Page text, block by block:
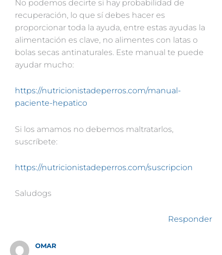
No podemos decirte si hay probabilidad de
recuperación, lo que sí debes hacer es
proporcionar toda la ayuda, entre estas ayudas la
alimentación es clave, no alimentes con latas o
bolas secas antinaturales. Este manual te puede
ayudar mucho:
https://nutricionistadeperros.com/manual-
paciente-hepatico
Si los amamos no debemos maltratarlos,
suscríbete:
https://nutricionistadeperros.com/suscripcion
Saludogs
Responder
OMAR